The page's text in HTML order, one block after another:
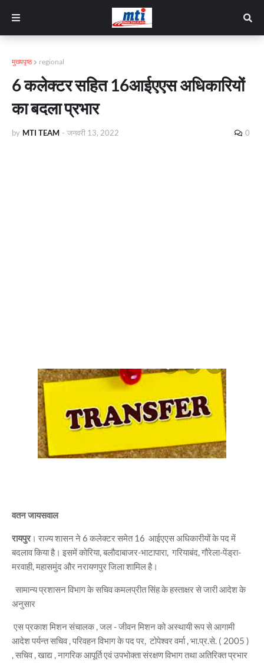
मुख्यपृष्ठ regional
6 कलेक्टर सहित 16आईएएस अधिकारियों
का बदला प्रभार
by MTI TEAM - जनवरी 13, 2022 0
वतन जायसवाल
रायपुर। राज्य शासन ने 6 कलेक्टर समेत 16 आईएएस अधिकारीयों के पद में
बदलाव किया है। इसमें कोरिया, बलौदाबाजर-भाटापारा, गरियाबंद, गौरेला-पेंड्रा-
मरवाही, महासमुंद और नरायणपुर जिला शामिल है।
सामान्य प्रशासन विभाग के सचिव कमलप्रीत सिंह के हस्ताक्षर से जारी आदेश के
अनुसार
एस प्रकाश मिशन संचालक , जल - जीवन मिशन को अस्थायी रूप से आगामी
आदेश पर्यन्त सचिव , परिवहन विभाग के पद पर, टोपेश्वर वर्मा , भा.प्र.से. ( 2005 )
, सचिव , खाद्य , नागरिक आपूर्ति एवं उपभोक्ता संरक्षण विभाग तथा अतिरिक्त प्रभार